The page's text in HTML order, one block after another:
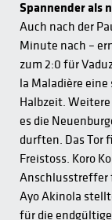
Spannender als
Auch nach der
Minute nach –
zum 2:0 für
la Maladière
Halbzeit.
es die
durften. Das Tor
Freistoss. Koro
Anschlusstreffer
Ayo Akinola
für die